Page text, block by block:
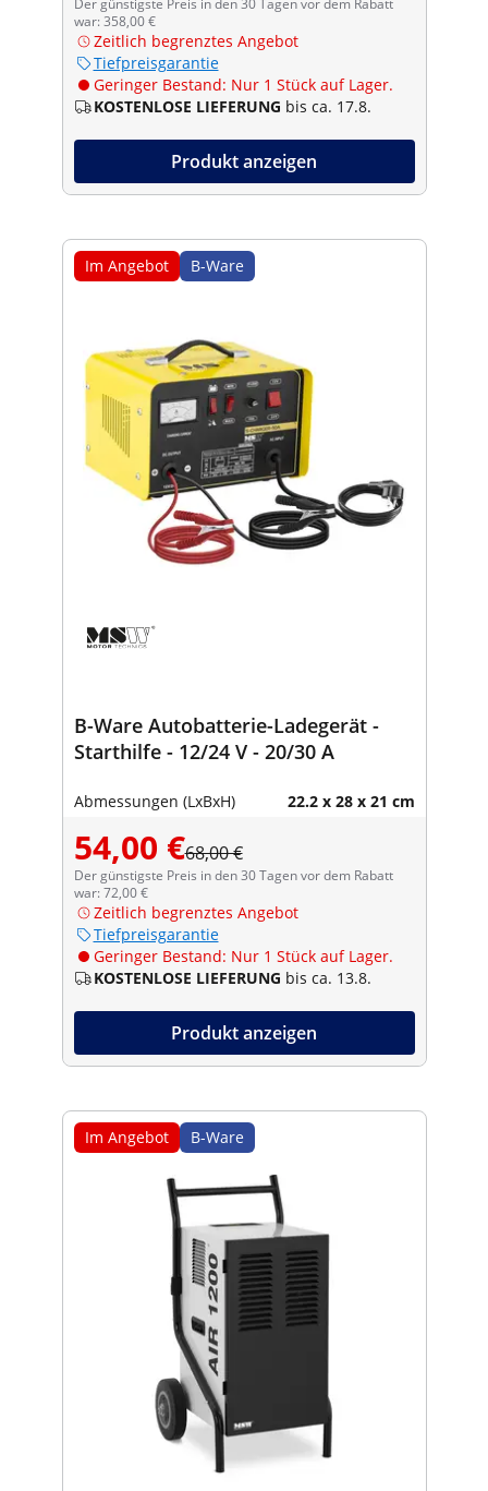
war: 358,00 €
Zeitlich begrenztes Angebot
Tiefpreisgarantie
Geringer Bestand: Nur 1 Stück auf Lager.
KOSTENLOSE LIEFERUNG bis ca. 17.8.
Produkt anzeigen
Im Angebot B-Ware
B-Ware Autobatterie-Ladegerät -
Starthilfe - 12/24 V - 20/30 A
Abmessungen (LxBxH) 22.2 x 28 x 21 cm
54,00 €68,00 €
Der günstigste Preis in den 30 Tagen vor dem Rabatt
war: 72,00 €
Zeitlich begrenztes Angebot
Tiefpreisgarantie
Geringer Bestand: Nur 1 Stück auf Lager.
KOSTENLOSE LIEFERUNG bis ca. 13.8.
Produkt anzeigen
Im Angebot B-Ware